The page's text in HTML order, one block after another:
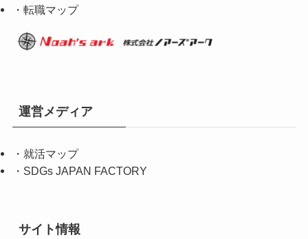
・転職マップ
運営メディア
・ 就活マップ
・ SDGs JAPAN FACTORY
サイト情報